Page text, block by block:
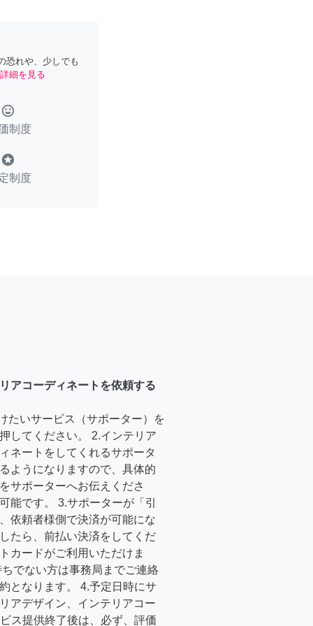
恐れや、少しでも
詳細を見る
tag_faces
制度
stars
制度
アコーディネートを依頼する
たいサービス（サポーター）を
してください。 2.インテリア
ネートをしてくれるサポータ
ようになりますので、具体的
サポーターへお伝えくださ
能です。 3.サポーターが「引
依頼者様側で決済が可能にな
たら、前払い決済をしてくだ
カードがご利用いただけま
でない方は事務局までご連絡
となります。 4.予定日時にサ
アデザイン、インテリアコー
ス提供終了後は、必ず、評価